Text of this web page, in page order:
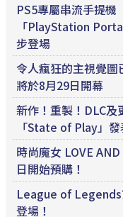
PS5專屬串流手提
「PlayStation
步登場
令人瘋狂的主視覺
將於8月29日開幕
新作！重製！DLC及
「State of Play」發
時尚魔女 LOVE
日開始預購！
League of Legends
登場！